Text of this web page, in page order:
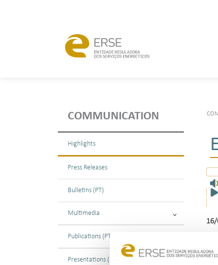
COMMUNICATION
Highlights
Press Releases
Bulletins (PT)
Multimedia
Publications (PT)
Presentations (PT)